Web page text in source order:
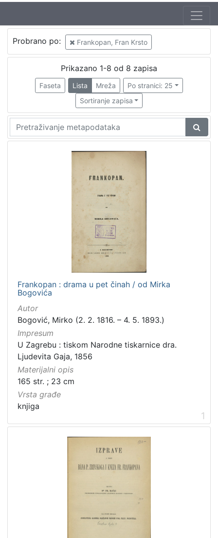
Jezik
hrvatski
talijanski
2
4
Obitelji Šubić, Zrinski i Frankopan
Družba "Braća Hrvatskoga Zmaja"
Zbirka
Knjige
Sitni tisak
Probrano po: Frankopan, Fran Krsto
Prikazano 1-8 od 8 zapisa
Faseta Lista Mreža
Po stranici: 25
Sortiranje zapisa
Frankopan : drama u pet činah / od Mirka
Bogovića
Autor
Bogović, Mirko (2. 2. 1816. – 4. 5. 1893.)
Impresum
U Zagrebu : tiskom Narodne tiskarnice dra.
Ljudevita Gaja, 1856
Materijalni opis
165 str. ; 23 cm
Vrsta građe
knjiga
1